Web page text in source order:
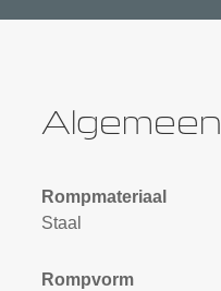
Algemeen
Rompmateriaal
Staal
Rompvorm